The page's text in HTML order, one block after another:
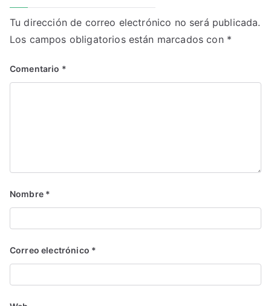
Tu dirección de correo electrónico no será publicada.
Los campos obligatorios están marcados con *
Comentario *
Nombre *
Correo electrónico *